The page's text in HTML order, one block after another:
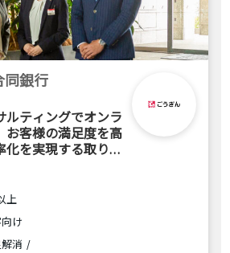
同銀行
ルティングでオンラ
お客様の満足度を高
化を実現する取り組
上
け
消